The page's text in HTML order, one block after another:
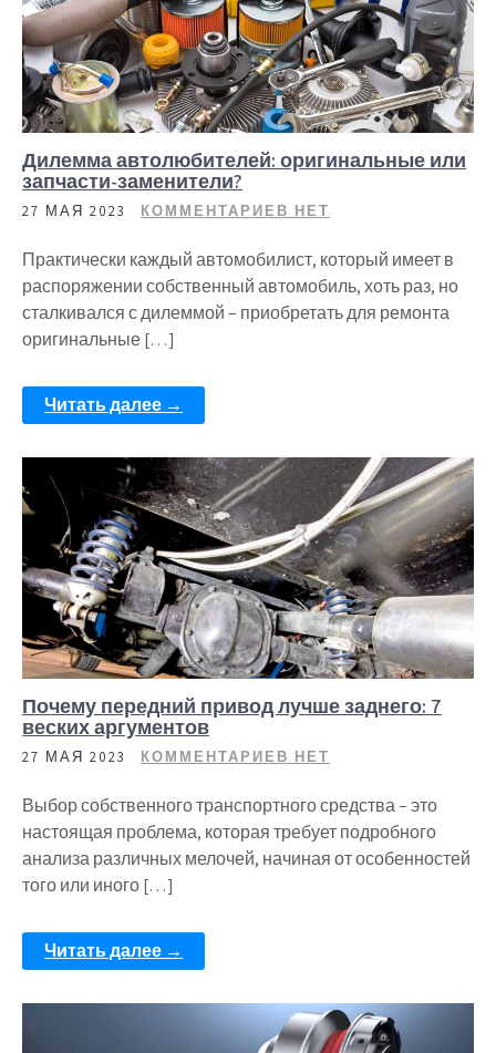
Дилемма автолюбителей: оригинальные или
запчасти-заменители?
27 МАЯ 2023 КОММЕНТАРИЕВ НЕТ
Практически каждый автомобилист, который имеет в
распоряжении собственный автомобиль, хоть раз, но
сталкивался с дилеммой – приобретать для ремонта
оригинальные […]
Читать далее →
Почему передний привод лучше заднего: 7
веских аргументов
27 МАЯ 2023 КОММЕНТАРИЕВ НЕТ
Выбор собственного транспортного средства – это
настоящая проблема, которая требует подробного
анализа различных мелочей, начиная от особенностей
того или иного […]
Читать далее →